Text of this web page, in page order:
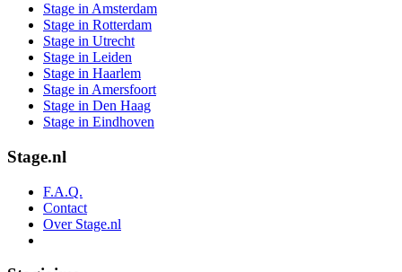
Stage in Amsterdam
Stage in Rotterdam
Stage in Utrecht
Stage in Leiden
Stage in Haarlem
Stage in Amersfoort
Stage in Den Haag
Stage in Eindhoven
Stage.nl
F.A.Q.
Contact
Over Stage.nl